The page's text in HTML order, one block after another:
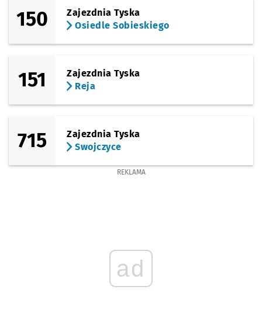
150
Zajezdnia Tyska
Osiedle Sobieskiego
151
Zajezdnia Tyska
Reja
715
Zajezdnia Tyska
Swojczyce
REKLAMA
ad